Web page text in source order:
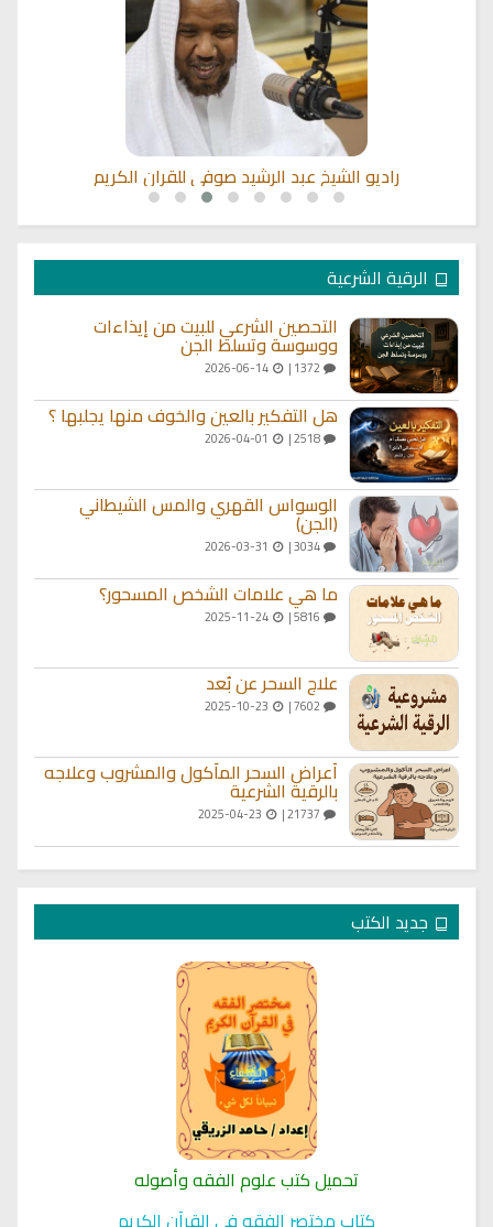
راديو الشيخ عبد الرشيد صوفي للقران الكريم
الرقية الشرعية
التحصين الشرعي للبيت من إيذاءات
ووسوسة وتسلط الجن
2026-06-14
هل التفكير بالعين والخوف منها يجلبها ؟
2518 |
الوسواس القهري والمس الشيطاني
(الجن)
3034 |
ما هي علامات الشخص المسحور؟
2025-11-24
علاج السحر عن بُعد
أعراض السحر المأكول والمشروب وعلاجه
بالرقية الشرعية
جديد الكتب
تحميل كتب علوم الفقه وأصوله